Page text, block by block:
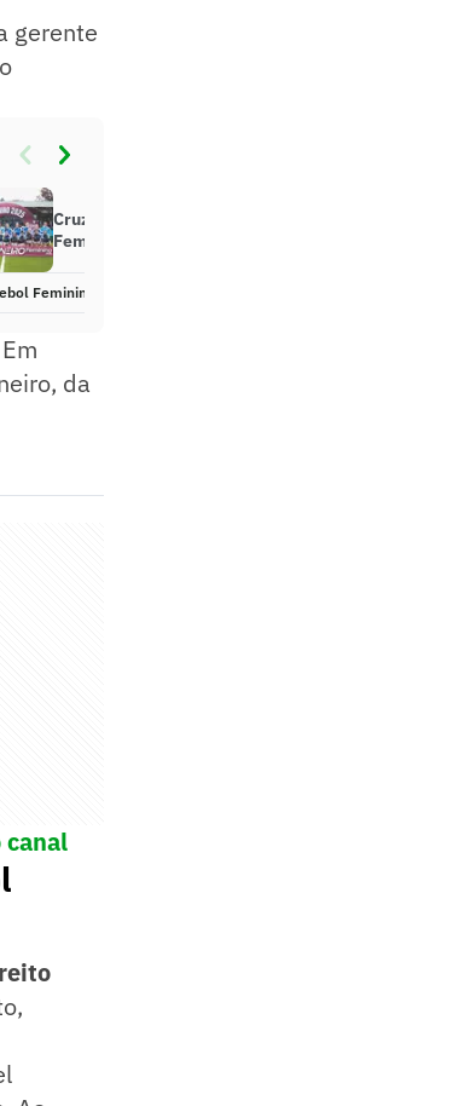
gerente
Cruzeiro conquista o Mineiro
Feminino pela quarta vez
Feminino
da
canal